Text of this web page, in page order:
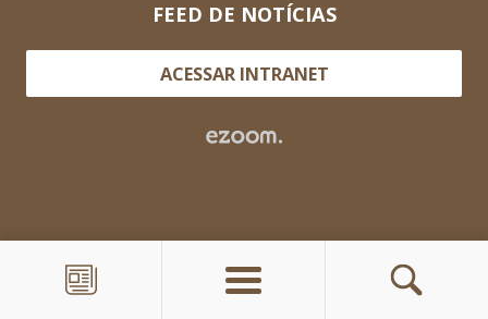
FEED DE NOTÍCIAS
ACESSAR INTRANET